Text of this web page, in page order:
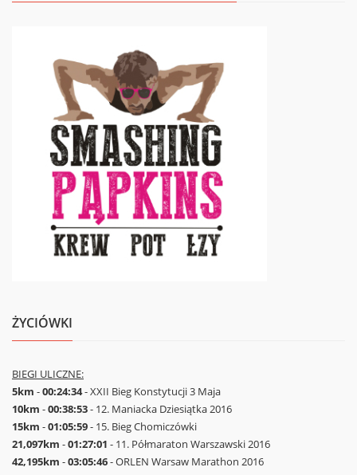
ŻYCIÓWKI
BIEGI ULICZNE:
5km -00:24:34- XXII Bieg Konstytucji 3 Maja
10km -00:38:53- 12. Maniacka Dziesiątka 2016
15km -01:05:59- 15. Bieg Chomiczówki
21,097km -01:27:01 - 11. Półmaraton Warszawski 2016
42,195km -03:05:46- ORLEN Warsaw Marathon 2016